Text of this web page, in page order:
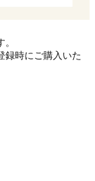
録時にご購入いた